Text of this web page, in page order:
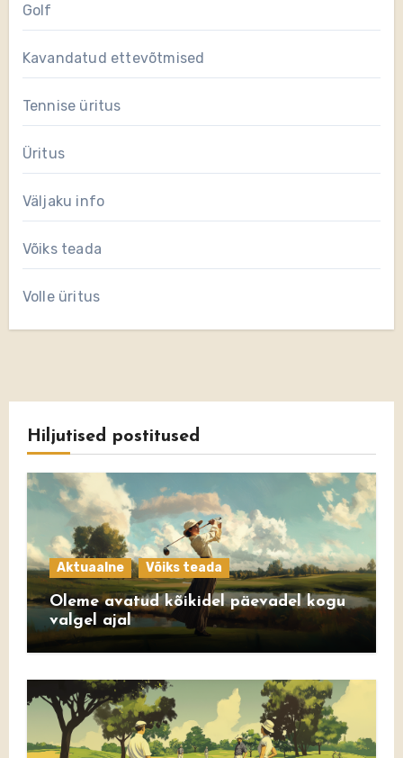
Golf
Kavandatud ettevõtmised
Tennise üritus
Üritus
Väljaku info
Võiks teada
Volle üritus
Hiljutised postitused
Aktuaalne Võiks teada
Oleme avatud kõikidel päevadel kogu
valgel ajal